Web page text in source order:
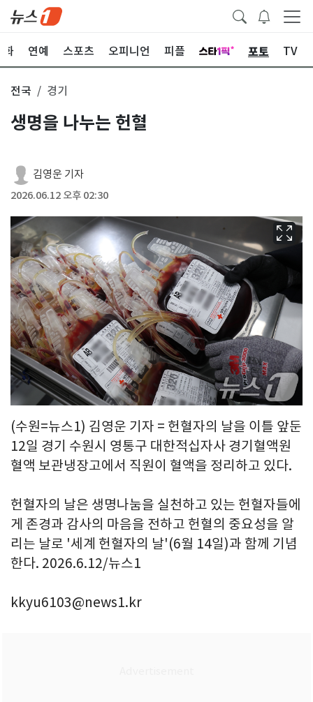
화 연예 스포츠 오피니언 피플 포토 TV
전국 경기
생명을 나누는 헌혈
김영운 기자
2026.06.12 오후 02:30
(수원=뉴스1) 김영운 기자 = 헌혈자의 날을 이틀 앞둔
12일 경기 수원시 영통구 대한적십자사 경기혈액원
혈액 보관냉장고에서 직원이 혈액을 정리하고 있다.
헌혈자의 날은 생명나눔을 실천하고 있는 헌혈자들에
게 존경과 감사의 마음을 전하고 헌혈의 중요성을 알
리는 날로 '세계 헌혈자의 날'(6월 14일)과 함께 기념
한다. 2026.6.12/뉴스1
kkyu6103@news1.kr